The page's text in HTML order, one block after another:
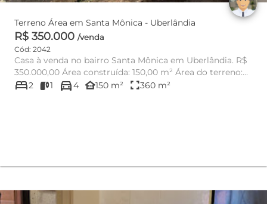
Terreno Área em Santa Mônica - Uberlândia
R$ 350.000 /venda
Cód: 2042
Casa à venda no bairro Santa Mônica em Uberlândia. R$
350.000,00 Área construída: 150,00 m² Área do terreno:
360,00 m²...
bed2 1 directions_car4 other_houses150 m² fullscreen360 m²